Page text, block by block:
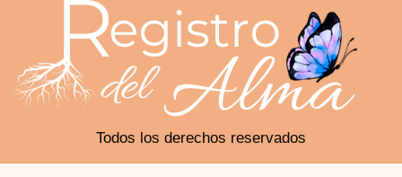
Todos los derechos reservados